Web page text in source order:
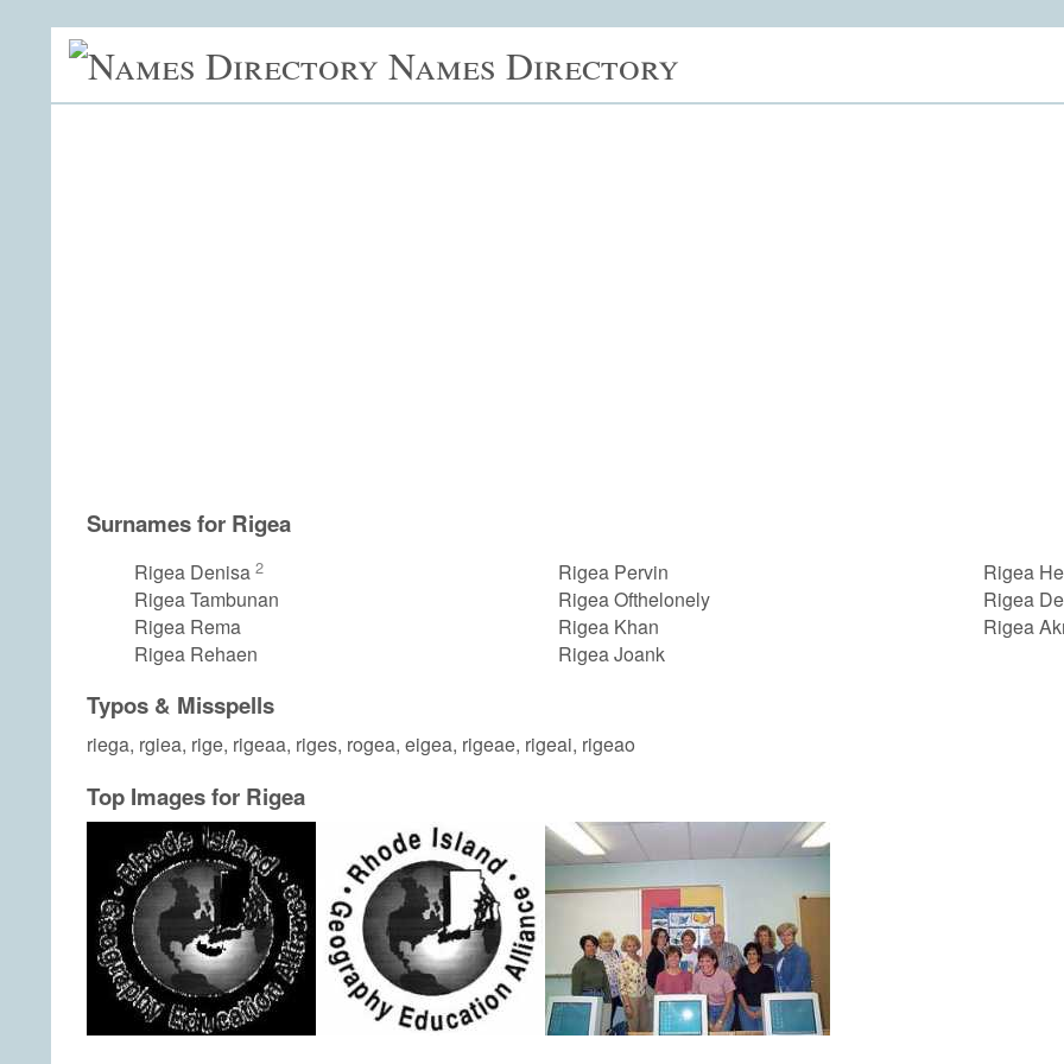
Names Directory
Surnames for Rigea
Rigea Denisa 2
Rigea Tambunan
Rigea Rema
Rigea Rehaen
Rigea Pervin
Rigea Ofthelonely
Rigea Khan
Rigea Joank
Rigea
Rigea
Rigea
Typos & Misspells
riega, rgiea, rige, rigeaa, riges, rogea, eigea, rigeae, rigeai, rigeao
Top Images for Rigea